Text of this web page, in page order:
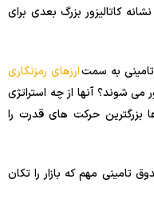
کاتالیزور بزرگ بعدی برای
به سمتارزهای رمزنگاری
شوند؟ آنها از چه استراتژی
بزرگترین حرکت های قدرت را
تامینی مهم که بازار را تکان